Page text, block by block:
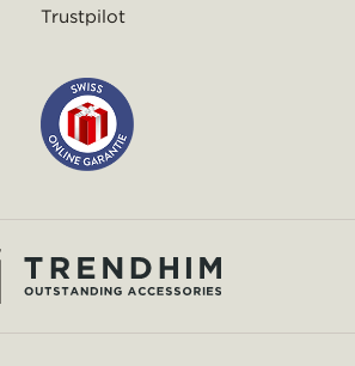
Trustpilot